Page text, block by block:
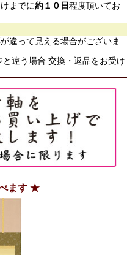
までに約１０日 程度頂いてお
違って見える場合がございま
と違う場合 交換・返品をお受け
ます ★